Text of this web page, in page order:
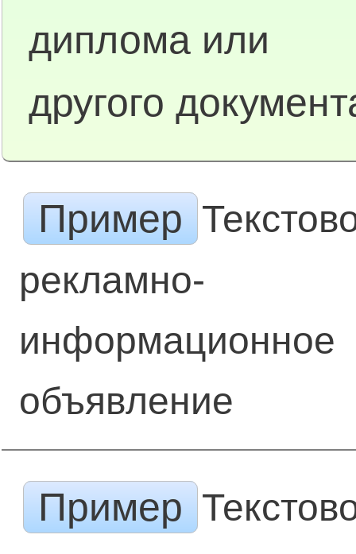
диплома или
другого
Пример
рекламно-
информационное
объявление
Пример